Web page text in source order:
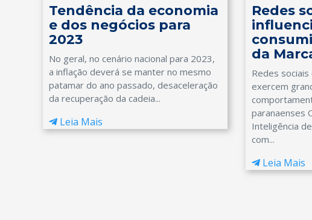
Tendência da economia
e dos negócios para
2023
No geral, no cenário nacional para 2023,
a inflação deverá se manter no mesmo
patamar do ano passado, desaceleração
da recuperação da cadeia...
Leia Mais
Redes
da
Redes sociais
exercem
paranaenses
Inteligência
com...
Leia Mais